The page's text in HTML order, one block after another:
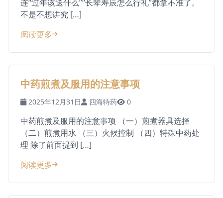
连“过年该送什么”“长辈寿辰怎么行礼”都拿不准了。
不是不想讲究 […]
阅读更多
中药煎煮及服用的注意事项
2025年12月31日 四海特药 0
中药煎煮及服用的注意事项 （一）煎煮器具选择
（二）煎煮用水 （三）火候控制 （四）特殊中药处
理 除了前面提到 […]
阅读更多